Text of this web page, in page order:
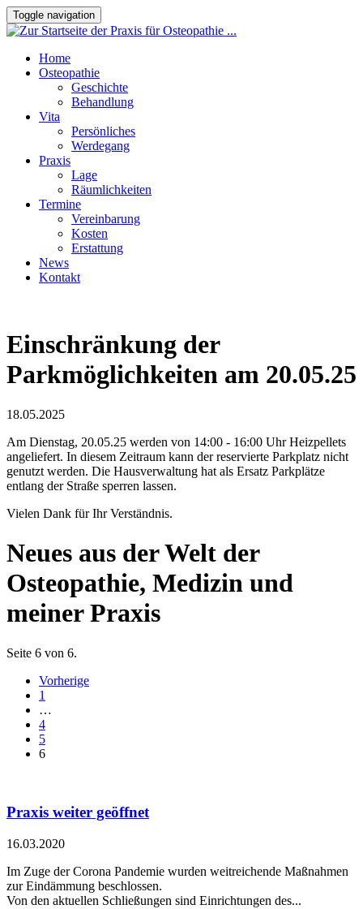
Toggle navigation
Home
Osteopathie
Geschichte
Behandlung
Vita
Persönliches
Werdegang
Praxis
Lage
Räumlichkeiten
Termine
Vereinbarung
Kosten
Erstattung
News
Kontakt
Einschränkung der
Parkmöglichkeiten am 20.05.25
18.05.2025
Am Dienstag, 20.05.25 werden von 14:00 - 16:00 Uhr Heizpellets
angeliefert. In diesem Zeitraum kann der reservierte Parkplatz nicht
genutzt werden. Die Hausverwaltung hat als Ersatz Parkplätze
entlang der Straße sperren lassen.
Vielen Dank für Ihr Verständnis.
Neues aus der Welt der
Osteopathie, Medizin und
meiner Praxis
Seite 6 von 6.
Vorherige
1
…
4
5
6
Praxis weiter geöffnet
16.03.2020
Im Zuge der Corona Pandemie wurden weitreichende Maßnahmen
zur Eindämmung beschlossen.
Von den aktuellen Schließungen sind Einrichtungen des...